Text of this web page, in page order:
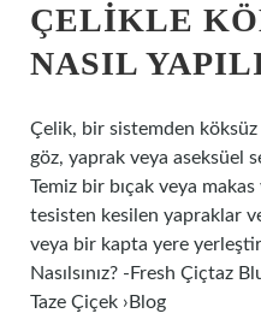
ÇELIKLE
NASIL
Çelik, bir sistemden köksüz
göz, yaprak veya aseksüel
Temiz bir bıçak veya makas
tesisten kesilen yapraklar
veya bir kapta yere
Nasılsınız? -Fresh Çiçtaz
Taze Çiçek ›Blog